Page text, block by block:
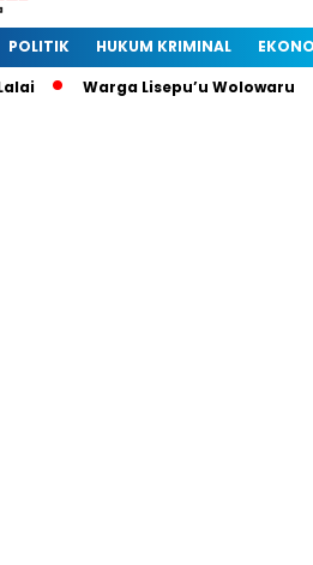
POLITIK HUKUM KRIMINAL
Warga Lisepu’u Wolowaru